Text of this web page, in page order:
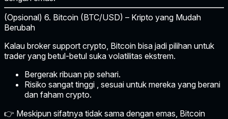
(Opsional) 6. Bitcoin (BTC/USD) – Kripto yang Mudah
Berubah
Kalau broker support crypto, Bitcoin bisa jadi pilihan untuk
trader yang betul-betul suka volatilitas ekstrem.
Bergerak ribuan pip sehari.
Risiko sangat tinggi , sesuai untuk mereka yang berani
dan faham crypto.
👉 Meskipun sifatnya tidak sama dengan emas, Bitcoin